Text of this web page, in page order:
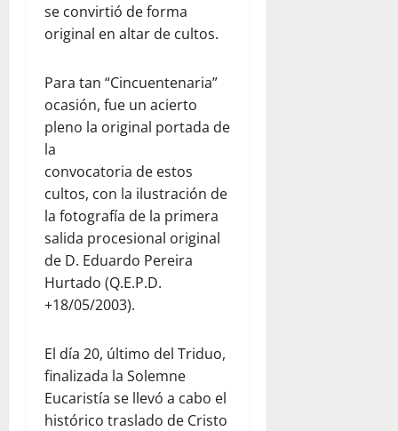
se convirtió de forma
original en altar de cultos.
Para tan “Cincuentenaria”
ocasión, fue un acierto
pleno la original portada de
la
convocatoria de estos
cultos, con la ilustración de
la fotografía de la primera
salida procesional original
de D. Eduardo Pereira
Hurtado (Q.E.P.D.
+18/05/2003).
El día 20, último del Triduo,
finalizada la Solemne
Eucaristía se llevó a cabo el
histórico traslado de Cristo